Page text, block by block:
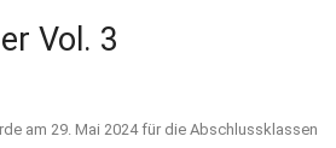
Vol. 3
am 29. Mai 2024 für die Abschlussklassen